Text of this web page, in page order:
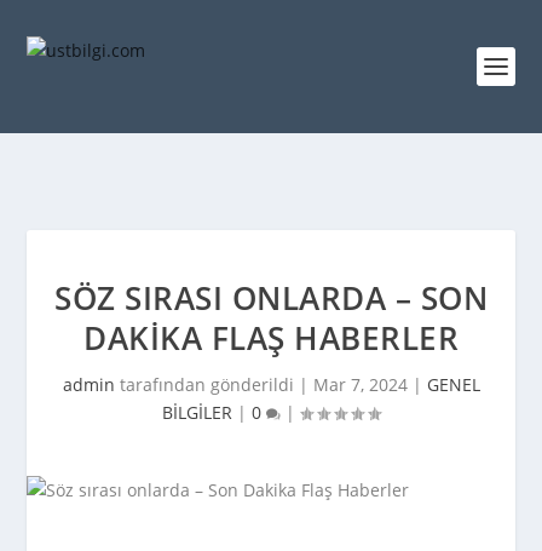
SÖZ SIRASI ONLARDA – SON
DAKIKA FLAŞ HABERLER
admin tarafından gönderildi | Mar 7, 2024| GENEL
BİLGİLER | 0 |